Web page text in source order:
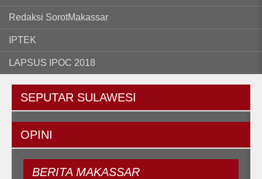
Redaksi SorotMakassar
IPTEK
LAPSUS IPOC 2018
SEPUTAR SULAWESI
OPINI
BERITA MAKASSAR